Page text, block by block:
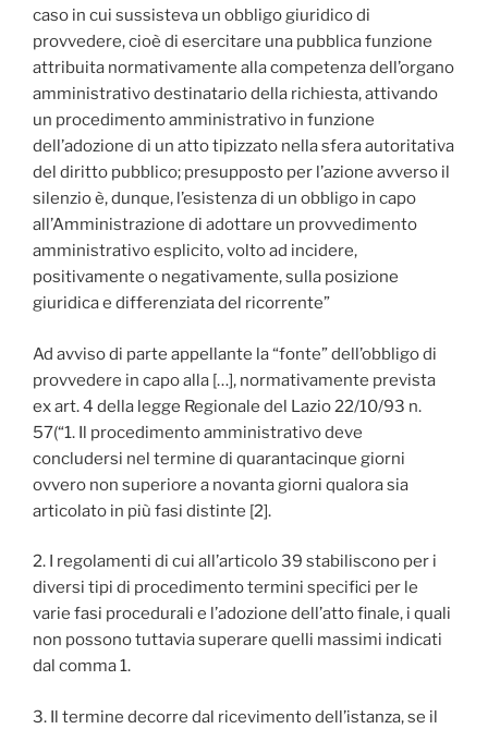
caso in cui sussisteva un obbligo giuridico di
provvedere, cioè di esercitare una pubblica funzione
attribuita normativamente alla competenza dell’organo
amministrativo destinatario della richiesta, attivando
un procedimento amministrativo in funzione
dell’adozione di un atto tipizzato nella sfera autoritativa
del diritto pubblico; presupposto per l’azione avverso il
silenzio è, dunque, l’esistenza di un obbligo in capo
all’Amministrazione di adottare un provvedimento
amministrativo esplicito, volto ad incidere,
positivamente o negativamente, sulla posizione
giuridica e differenziata del ricorrente”
Ad avviso di parte appellante la “fonte” dell’obbligo di
provvedere in capo alla […], normativamente prevista
ex art. 4 della legge Regionale del Lazio 22/10/93 n.
57(“1. Il procedimento amministrativo deve
concludersi nel termine di quarantacinque giorni
ovvero non superiore a novanta giorni qualora sia
articolato in più fasi distinte [2].
2. I regolamenti di cui all’articolo 39 stabiliscono per i
diversi tipi di procedimento termini specifici per le
varie fasi procedurali e l’adozione dell’atto finale, i quali
non possono tuttavia superare quelli massimi indicati
dal comma 1.
3. Il termine decorre dal ricevimento dell’istanza, se il